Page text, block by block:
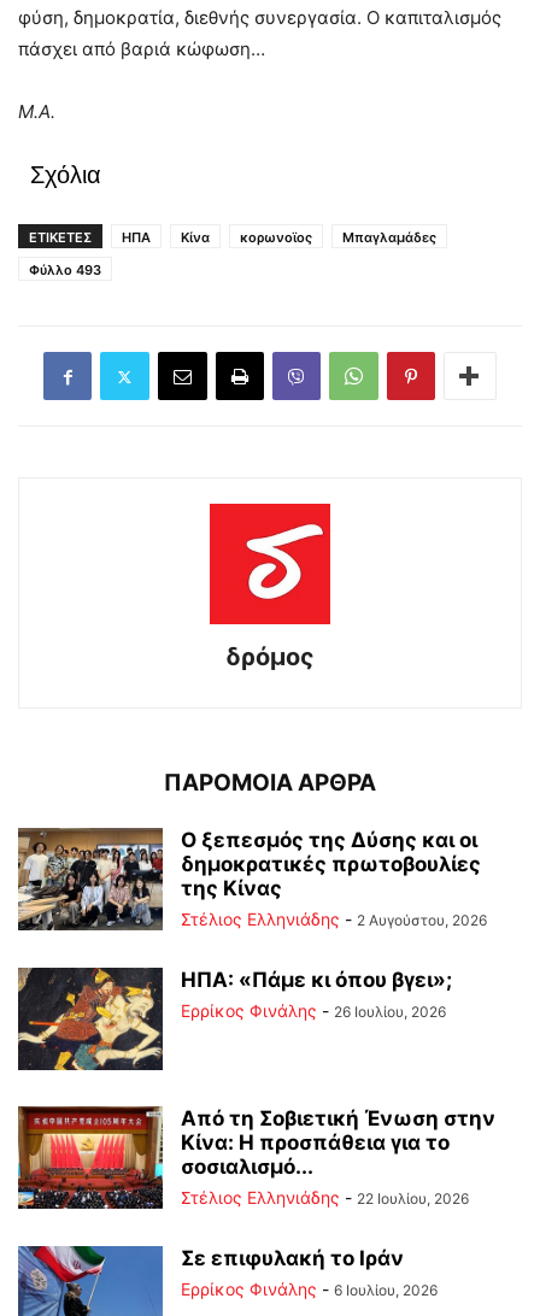
φύση, δημοκρατία, διεθνής συνεργασία. Ο καπιταλισμός
πάσχει από βαριά κώφωση…
Μ.Α.
Σχόλια
ΕΤΙΚΕΤΕΣ ΗΠΑ Κίνα κορωνοϊος
Μπαγλαμάδες
Φύλλο 493
δρόμος
ΠΑΡΟΜΟΙΑ ΑΡΘΡΑ
Ο ξεπεσμός της Δύσης και οι
δημοκρατικές πρωτοβουλίες
της Κίνας
Στέλιος Ελληνιάδης - 2 Αυγούστου, 2026
ΗΠΑ: «Πάμε κι όπου βγει»;
Ερρίκος Φινάλης - 26 Ιουλίου, 2026
Από τη Σοβιετική Ένωση στην
Κίνα: Η προσπάθεια για το
σοσιαλισμό...
Στέλιος Ελληνιάδης - 22 Ιουλίου, 2026
Σε επιφυλακή το Ιράν
Ερρίκος Φινάλης - 6 Ιουλίου, 2026